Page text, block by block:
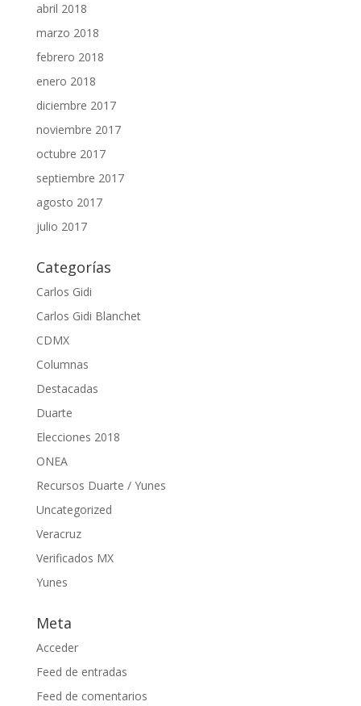
abril 2018
marzo 2018
febrero 2018
enero 2018
diciembre 2017
noviembre 2017
octubre 2017
septiembre 2017
agosto 2017
julio 2017
Categorías
Carlos Gidi
Carlos Gidi Blanchet
CDMX
Columnas
Destacadas
Duarte
Elecciones 2018
ONEA
Recursos Duarte / Yunes
Uncategorized
Veracruz
Verificados MX
Yunes
Meta
Acceder
Feed de entradas
Feed de comentarios